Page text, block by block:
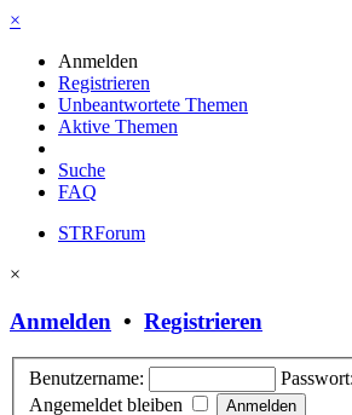
×
Anmelden
Registrieren
Unbeantwortete Themen
Aktive Themen
Suche
FAQ
STRForum
×
Anmelden • Registrieren
Benutzername: Passwort:
Angemeldet bleiben